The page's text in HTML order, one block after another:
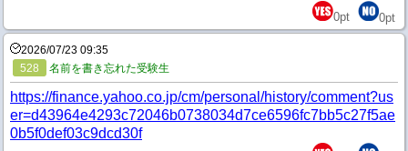
0pt 0pt
2026/07/23 09:35
528
名前を書き忘れた受験生
https://finance.yahoo.co.jp/cm/personal/history/comment?us
er=d43964e4293c72046b0738034d7ce6596fc7bb5c27f5ae
0b5f0def03c9dcd30f